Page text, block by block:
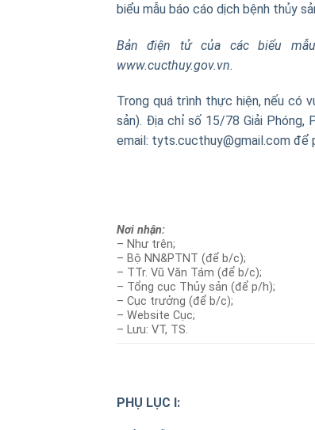
biểu mẫu báo cáo dịch bệnh thủy
Bản điện tử của các biểu
www.cucthuy.gov.vn.
Trong quá trình thực hiện, nếu có
sản). Địa chỉ số 15/78 Giải Phóng,
email: tyts.cucthuy@gmail.com để
Nơi nhận:
– Như trên;
– Bộ NN&PTNT (để b/c);
– TTr. Vũ Văn Tám (để b/c);
– Tổng cục Thủy sản (để p/h);
– Cục trưởng (để b/c);
– Website Cục;
– Lưu: VT, TS.
PHỤ LỤC I: